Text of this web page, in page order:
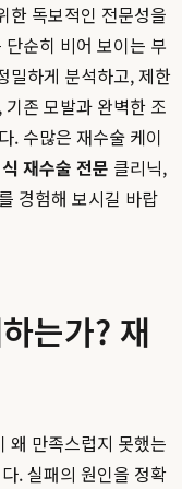
한 독보적인 전문성을
단순히 비어 보이는 부
밀하게 분석하고, 제한
존 모발과 완벽한 조
. 수많은 재수술 케이
재수술 전문 클리닉,
경험해 보시길 바랍
는가? 재
왜 만족스럽지 못했는
. 실패의 원인을 정확